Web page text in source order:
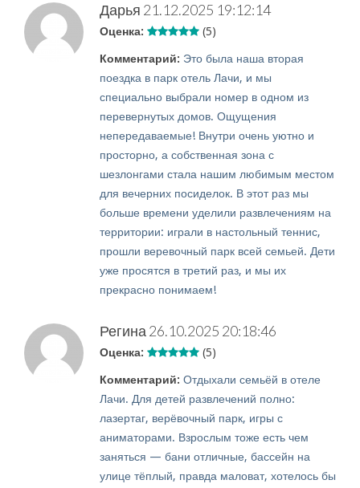
Дарья 21.12.2025 19:12:14
Оценка: (5)
Комментарий: Это была наша вторая
поездка в парк отель Лачи, и мы
специально выбрали номер в одном из
перевернутых домов. Ощущения
непередаваемые! Внутри очень уютно и
просторно, а собственная зона с
шезлонгами стала нашим любимым местом
для вечерних посиделок. В этот раз мы
больше времени уделили развлечениям на
территории: играли в настольный теннис,
прошли веревочный парк всей семьей. Дети
уже просятся в третий раз, и мы их
прекрасно понимаем!
Регина 26.10.2025 20:18:46
Оценка: (5)
Комментарий: Отдыхали семьёй в отеле
Лачи. Для детей развлечений полно:
лазертаг, верёвочный парк, игры с
аниматорами. Взрослым тоже есть чем
заняться — бани отличные, бассейн на
улице тёплый, правда маловат, хотелось бы